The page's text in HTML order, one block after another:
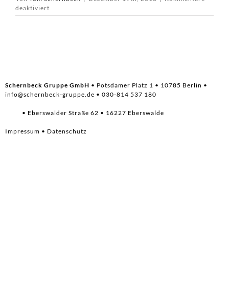
deaktiviert
Slider
Schernbeck Gruppe GmbH • Potsdamer Platz 1 • 10785 Berlin •
info@schernbeck-gruppe.de • 030-814 537 180
• Eberswalder Straße 62 • 16227 Eberswalde
Impressum • Datenschutz